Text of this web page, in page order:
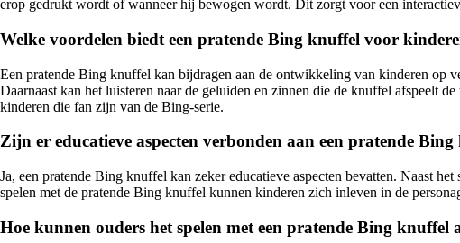
erop gedrukt wordt of wanneer hij bewogen wordt. Dit zorgt voor een
Welke voordelen biedt een pratende Bing knuffel voor
Een pratende Bing knuffel kan bijdragen aan de ontwikkeling van kinderen op
Daarnaast kan het luisteren naar de geluiden en zinnen die de knuffel afspeelt
kinderen die fan zijn van de Bing-serie.
Zijn er educatieve aspecten verbonden aan een pratende
Ja, een pratende Bing knuffel kan zeker educatieve aspecten bevatten. Naast
spelen met de pratende Bing knuffel kunnen kinderen zich inleven in de
Hoe kunnen ouders het spelen met een pratende Bing knuffel